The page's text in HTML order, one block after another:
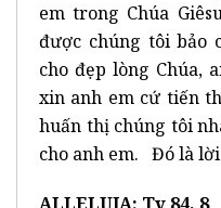
em trong Chúa
được chúng tôi bảo
cho đẹp lòng Chúa,
xin anh em cứ tiến
huấn thị chúng tôi
cho anh em. Đó là lời